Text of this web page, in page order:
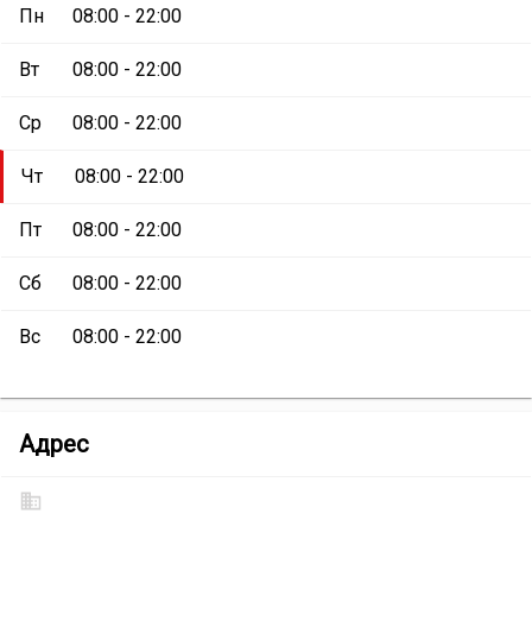
«Снежинка»
и
«Снежинка»
Пн 08:00 - 22:00
Вт 08:00 - 22:00
Ср 08:00 - 22:00
Чт 08:00 - 22:00
Пт 08:00 - 22:00
Сб 08:00 - 22:00
Вс 08:00 - 22:00
АдресКомплекс